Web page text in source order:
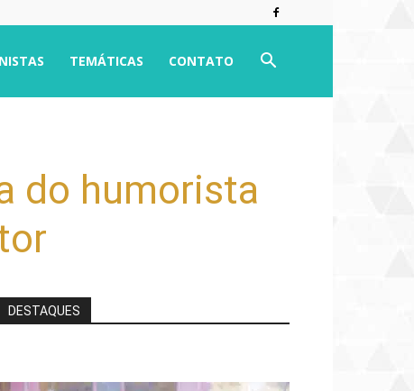
TEMÁTICAS CONTATO
do humorista
DESTAQUES